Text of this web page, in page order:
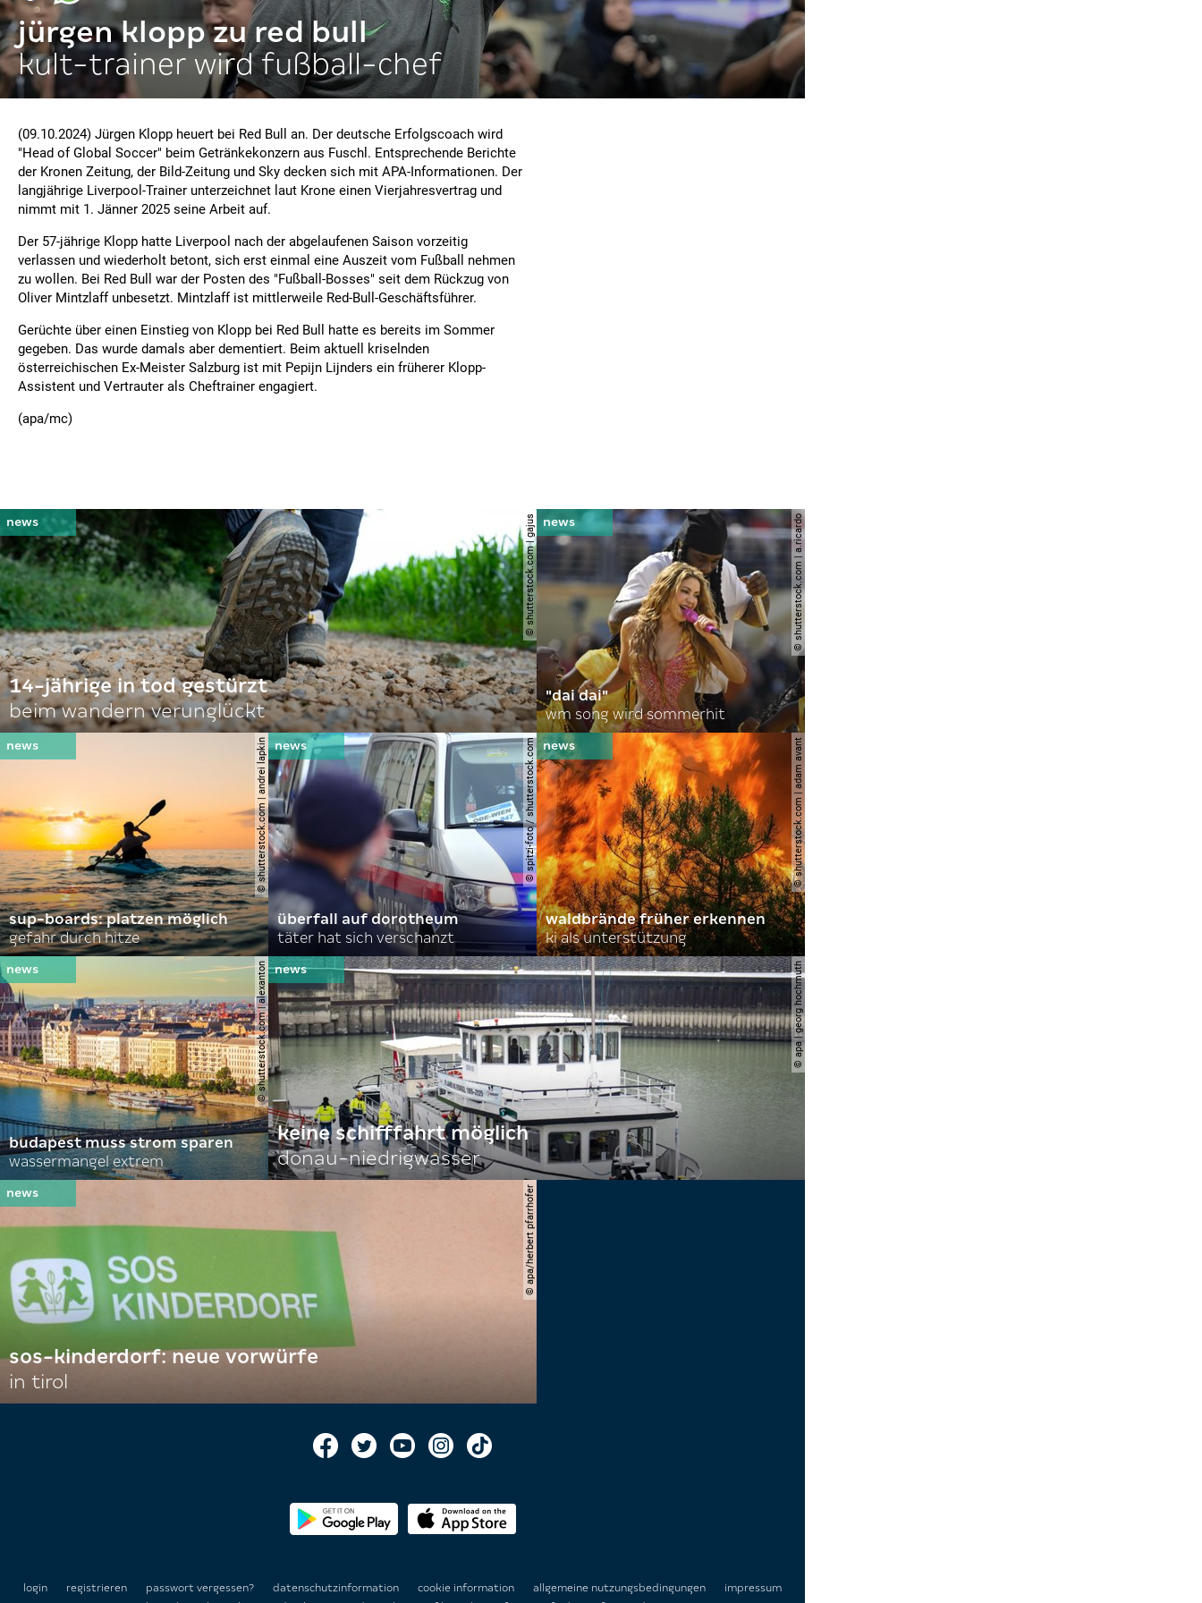
jürgen klopp zu red bull
kult-trainer wird fußball-chef
(09.10.2024) Jürgen Klopp heuert bei Red Bull an. Der deutsche Erfolgscoach wird
"Head of Global Soccer" beim Getränkekonzern aus Fuschl. Entsprechende Berichte
der Kronen Zeitung, der Bild-Zeitung und Sky decken sich mit APA-Informationen. Der
langjährige Liverpool-Trainer unterzeichnet laut Krone einen Vierjahresvertrag und
nimmt mit 1. Jänner 2025 seine Arbeit auf.
Der 57-jährige Klopp hatte Liverpool nach der abgelaufenen Saison vorzeitig
verlassen und wiederholt betont, sich erst einmal eine Auszeit vom Fußball nehmen
zu wollen. Bei Red Bull war der Posten des "Fußball-Bosses" seit dem Rückzug von
Oliver Mintzlaff unbesetzt. Mintzlaff ist mittlerweile Red-Bull-Geschäftsführer.
Gerüchte über einen Einstieg von Klopp bei Red Bull hatte es bereits im Sommer
gegeben. Das wurde damals aber dementiert. Beim aktuell kriselnden
österreichischen Ex-Meister Salzburg ist mit Pepijn Lijnders ein früherer Klopp-
Assistent und Vertrauter als Cheftrainer engagiert.
(apa/mc)
© shutterstock.com | gajus
14-jährige in tod gestürzt
beim wandern verunglückt
© shutterstock.com | a.ricardo
"dai dai"
wm song wird sommerhit
© shutterstock.com | andrei lapkin
sup-boards: platzen möglich
gefahr durch hitze
© spitzi-foto / shutterstock.com
überfall auf dorotheum
täter hat sich verschanzt
© shutterstock.com | adam avant
waldbrände früher erkennen
ki als unterstützung
© shutterstock.com | alexanton
budapest muss strom sparen
wassermangel extrem
© apa | georg hochmuth
keine schifffahrt möglich
donau-niedrigwasser
© apa/herbert pfarrhofer
sos-kinderdorf: neue vorwürfe
in tirol
login registrieren passwort vergessen? datenschutzinformation cookie information allgemeine nutzungsbedingungen
impressum